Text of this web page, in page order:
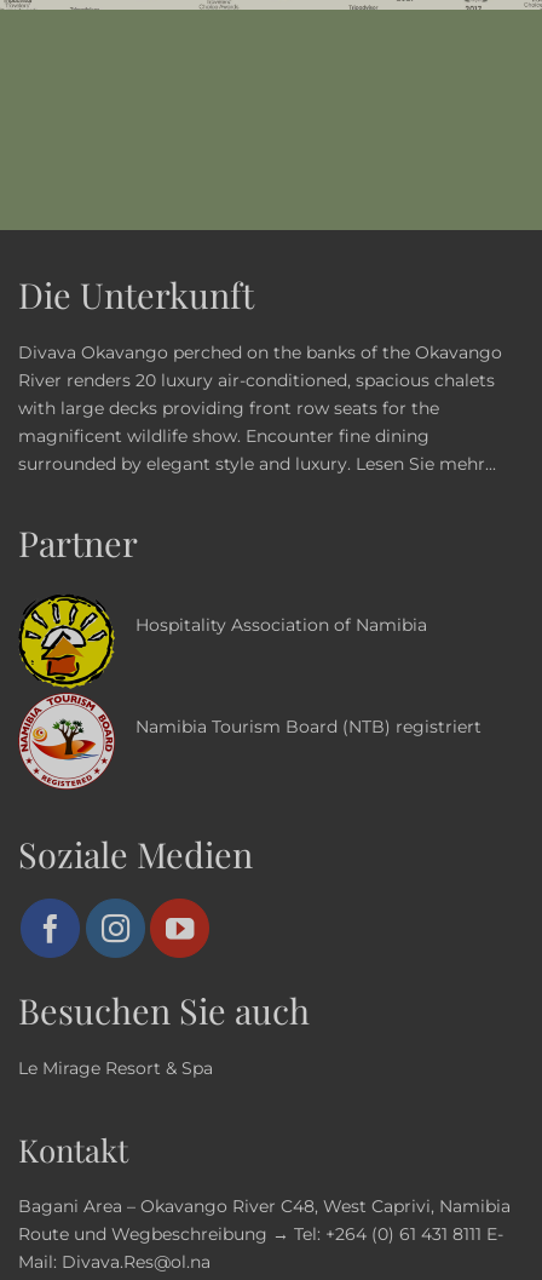
Die Unterkunft
Divava Okavango perched on the banks of the Okavango
River renders 20 luxury air-conditioned, spacious chalets
with large decks providing front row seats for the
magnificent wildlife show. Encounter fine dining
surrounded by elegant style and luxury. Lesen Sie mehr...
Partner
Hospitality Association of Namibia
Namibia Tourism Board (NTB) registriert
Soziale Medien
Besuchen Sie auch
Le Mirage Resort & Spa
Kontakt
Bagani Area – Okavango River C48, West Caprivi, Namibia
Route und Wegbeschreibung → Tel: +264 (0) 61 431 8111 E-
Mail: Divava.Res@ol.na